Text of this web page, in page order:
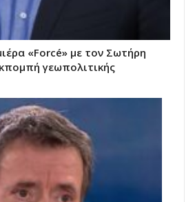
«Forcé» με τον Σωτήρη
γεωπολιτικής